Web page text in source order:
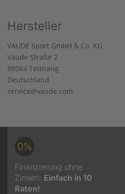
Hersteller
VAUDE Sport GmbH & Co. KG
Vaude Straße 2
88069 Tettnang
Deutschland
service@vaude.com
0%
Finanzierung ohne
Zinsen: Einfach in 10
Raten!